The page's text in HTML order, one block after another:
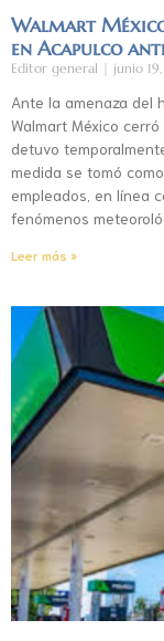
Walmart México
en Acapulco
Editor general junio
Ante la amenaza del
Walmart México
detuvo
medida se tomó
empleados, en línea
fenómenos
Leer más »